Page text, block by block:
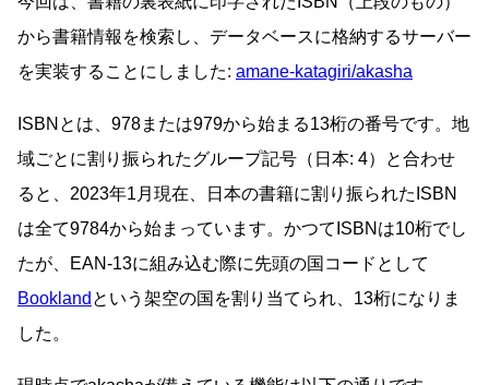
から書籍情報を検索し、データベースに格納するサーバー
を実装することにしました: amane-katagiri/akasha
ISBNとは、978または979から始まる13桁の番号です。地
域ごとに割り振られたグループ記号（日本: 4）と合わせ
ると、2023年1月現在、日本の書籍に割り振られたISBN
は全て9784から始まっています。かつてISBNは10桁でし
たが、EAN-13に組み込む際に先頭の国コードとして
Bookland という架空の国を割り当てられ、13桁になりま
した。